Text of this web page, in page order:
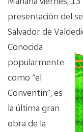
presentación del
Salvador de
Conocida
popularmente
como “el
Conventín”, es
la última gran
obra de la